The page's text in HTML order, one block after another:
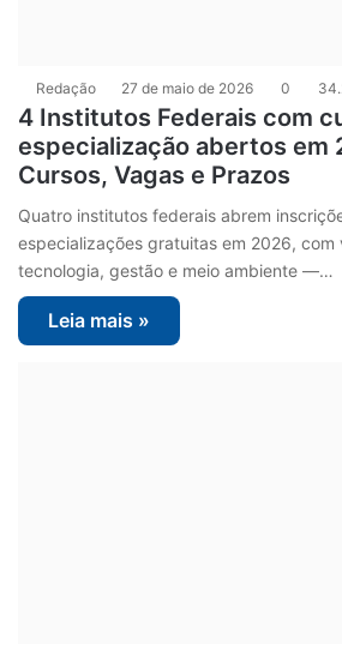
Redação 27 de maio de 2026 0
4 Institutos Federais com
especialização abertos em
Cursos, Vagas e Prazos
Quatro institutos federais abrem
especializações gratuitas em 2026, com
tecnologia, gestão e meio ambiente —…
Leia mais »